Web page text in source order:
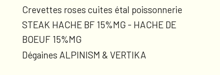
Crevettes roses cuites étal poissonnerie
STEAK HACHE BF 15%MG - HACHE DE
BOEUF 15%MG
Dégaines ALPINISM & VERTIKA